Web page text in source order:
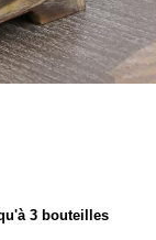
3 bouteilles